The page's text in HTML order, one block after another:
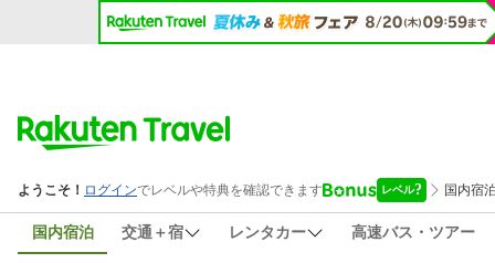
国内宿泊 交通＋宿 レンタカー 高速バス・ツアー